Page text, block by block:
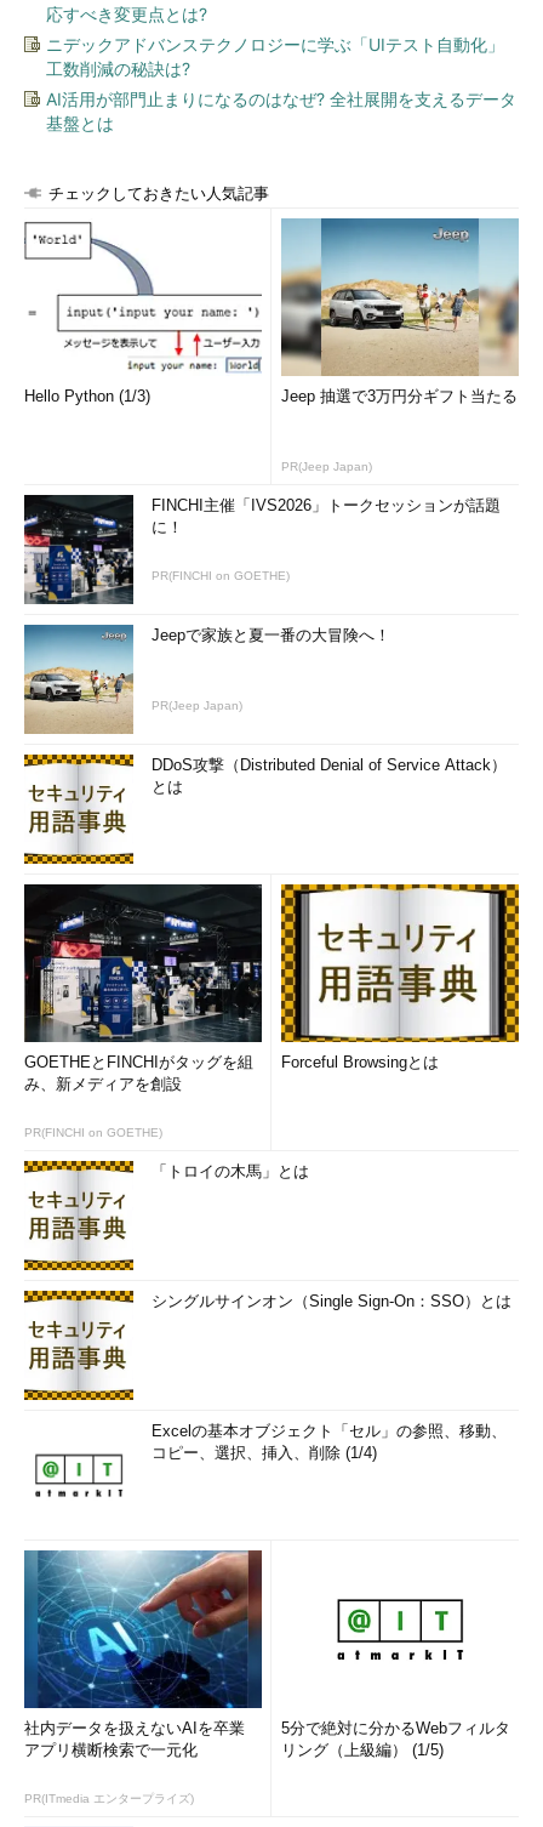
応すべき変更点とは?
ニデックアドバンステクノロジーに学ぶ「UIテスト自動化」
工数削減の秘訣は?
AI活用が部門止まりになるのはなぜ? 全社展開を支えるデータ
基盤とは
チェックしておきたい人気記事
Hello Python (1/3) Jeep 抽選で3万円分ギフト当たる
PR(Jeep Japan)
FINCHI主催「IVS2026」トークセッションが話題
に！
PR(FINCHI on GOETHE)
Jeepで家族と夏一番の大冒険へ！
PR(Jeep Japan)
DDoS攻撃（Distributed Denial of Service Attack）
とは
GOETHEとFINCHIがタッグを組
み、新メディアを創設
PR(FINCHI on GOETHE)
Forceful Browsingとは
「トロイの木馬」とは
シングルサインオン（Single Sign-On：SSO）とは
Excelの基本オブジェクト「セル」の参照、移動、
コピー、選択、挿入、削除 (1/4)
社内データを扱えないAIを卒業
アプリ横断検索で一元化
PR(ITmedia エンタープライズ)
5分で絶対に分かるWebフィルタ
リング（上級編） (1/5)